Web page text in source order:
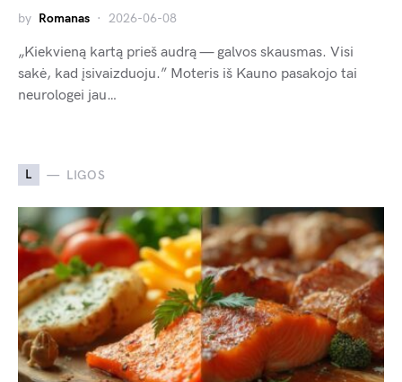
by Romanas 2026-06-08
„Kiekvieną kartą prieš audrą — galvos skausmas. Visi
sakė, kad įsivaizduoju.” Moteris iš Kauno pasakojo tai
neurologei jau…
L LIGOS